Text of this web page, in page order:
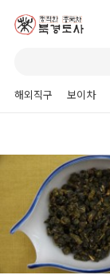
해외직구 보이차